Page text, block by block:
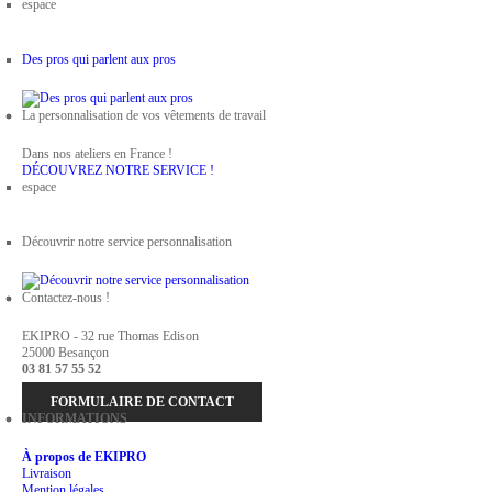
espace
Des pros qui parlent aux pros
La personnalisation de vos vêtements de travail
Dans nos ateliers en France !
DÉCOUVREZ NOTRE SERVICE !
espace
Découvrir notre service personnalisation
Contactez-nous !
EKIPRO - 32 rue Thomas Edison
25000 Besançon
03 81 57 55 52
FORMULAIRE DE CONTACT
INFORMATIONS
À propos de EKIPRO
Livraison